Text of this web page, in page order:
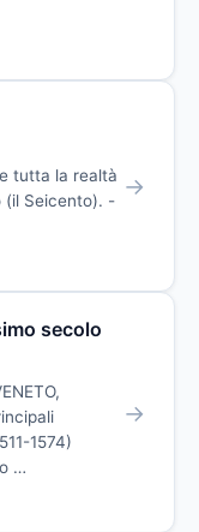
tutta la realtà
(il Seicento). - →
secolo
1574)
…
→